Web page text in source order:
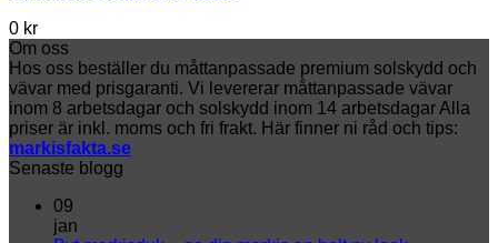
0 kr
Om oss
Hos oss beställer du måttanpassade premium solskydd och
vävar med prisgaranti. Vi levererar måttanpassade vävar
inom 8 arbetsdagar och solskydd inom 14 arbetsdagar Alla
priser är inkl. moms och fri frakt. Här finner ni råd och tips:
markisfakta.se
Senaste blogg
09
jan